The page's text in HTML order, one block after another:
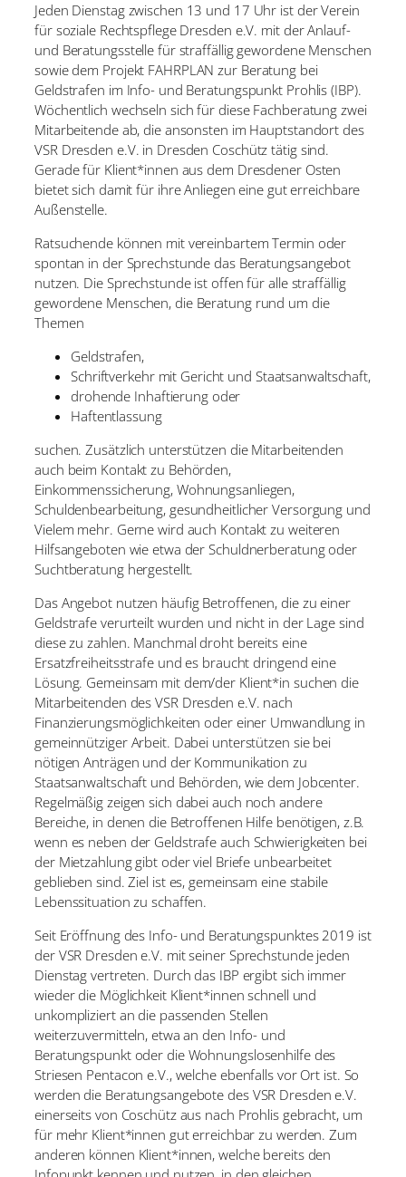
Jeden Dienstag zwischen 13 und 17 Uhr ist der Verein
für soziale Rechtspflege Dresden e.V. mit der Anlauf-
und Beratungsstelle für straffällig gewordene Menschen
sowie dem Projekt FAHRPLAN zur Beratung bei
Geldstrafen im Info- und Beratungspunkt Prohlis (IBP).
Wöchentlich wechseln sich für diese Fachberatung zwei
Mitarbeitende ab, die ansonsten im Hauptstandort des
VSR Dresden e.V. in Dresden Coschütz tätig sind.
Gerade für Klient*innen aus dem Dresdener Osten
bietet sich damit für ihre Anliegen eine gut erreichbare
Außenstelle.
Ratsuchende können mit vereinbartem Termin oder
spontan in der Sprechstunde das Beratungsangebot
nutzen. Die Sprechstunde ist offen für alle straffällig
gewordene Menschen, die Beratung rund um die
Themen
Geldstrafen,
Schriftverkehr mit Gericht und Staatsanwaltschaft,
drohende Inhaftierung oder
Haftentlassung
suchen. Zusätzlich unterstützen die Mitarbeitenden
auch beim Kontakt zu Behörden,
Einkommenssicherung, Wohnungsanliegen,
Schuldenbearbeitung, gesundheitlicher Versorgung und
Vielem mehr. Gerne wird auch Kontakt zu weiteren
Hilfsangeboten wie etwa der Schuldnerberatung oder
Suchtberatung hergestellt.
Das Angebot nutzen häufig Betroffenen, die zu einer
Geldstrafe verurteilt wurden und nicht in der Lage sind
diese zu zahlen. Manchmal droht bereits eine
Ersatzfreiheitsstrafe und es braucht dringend eine
Lösung. Gemeinsam mit dem/der Klient*in suchen die
Mitarbeitenden des VSR Dresden e.V. nach
Finanzierungsmöglichkeiten oder einer Umwandlung in
gemeinnütziger Arbeit. Dabei unterstützen sie bei
nötigen Anträgen und der Kommunikation zu
Staatsanwaltschaft und Behörden, wie dem Jobcenter.
Regelmäßig zeigen sich dabei auch noch andere
Bereiche, in denen die Betroffenen Hilfe benötigen, z.B.
wenn es neben der Geldstrafe auch Schwierigkeiten bei
der Mietzahlung gibt oder viel Briefe unbearbeitet
geblieben sind. Ziel ist es, gemeinsam eine stabile
Lebenssituation zu schaffen.
Seit Eröffnung des Info- und Beratungspunktes 2019 ist
der VSR Dresden e.V. mit seiner Sprechstunde jeden
Dienstag vertreten. Durch das IBP ergibt sich immer
wieder die Möglichkeit Klient*innen schnell und
unkompliziert an die passenden Stellen
weiterzuvermitteln, etwa an den Info- und
Beratungspunkt oder die Wohnungslosenhilfe des
Striesen Pentacon e.V., welche ebenfalls vor Ort ist. So
werden die Beratungsangebote des VSR Dresden e.V.
einerseits von Coschütz aus nach Prohlis gebracht, um
für mehr Klient*innen gut erreichbar zu werden. Zum
anderen können Klient*innen, welche bereits den